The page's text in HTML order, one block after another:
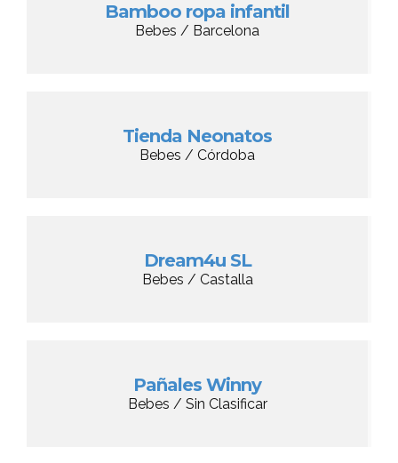
Bamboo ropa infantil
Bebes / Barcelona
Tienda Neonatos
Bebes / Córdoba
Dream4u SL
Bebes / Castalla
Pañales Winny
Bebes / Sin Clasificar